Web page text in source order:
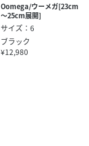
Oomega/ウーメガ[23cm
～25cm展開]
サイズ：6
ブラック
¥12,980